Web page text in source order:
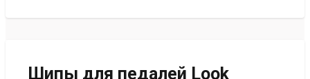
Шипы для педалей Look